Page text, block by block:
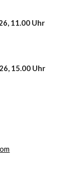
11.00 Uhr
6, 15.00 Uhr